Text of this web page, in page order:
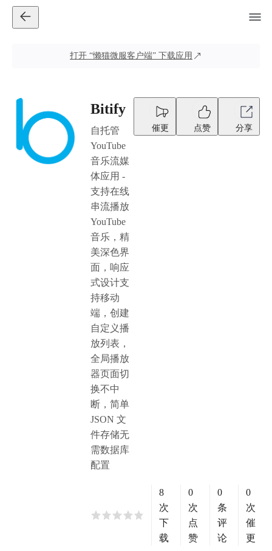
打开 “懒猫微服客户端” 下载应用
Bitify
自托管
YouTube
音乐流媒
体应用 -
支持在线
串流播放
YouTube
音乐，精
美深色界
面，响应
式设计支
持移动
端，创建
自定义播
放列表，
全局播放
器页面切
换不中
断，简单
JSON 文
件存储无
需数据库
配置
催更 点赞 分享
8
次
下
载
0
次
点
赞
0
条
评
论
0
次
催
更